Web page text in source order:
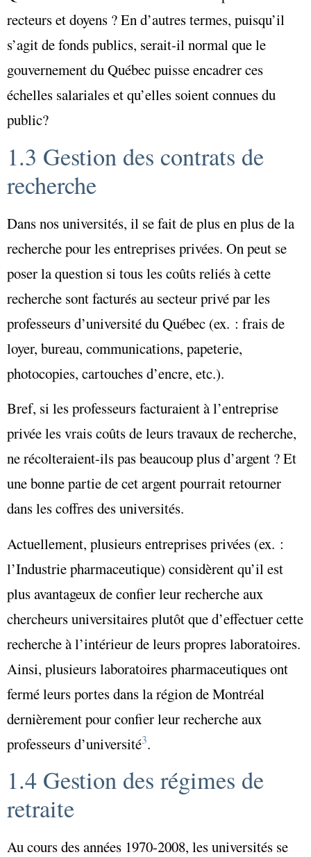
recteurs et doyens ? En d’autres termes, puisqu’il
s’agit de fonds publics, serait-il normal que le
gouvernement du Québec puisse encadrer ces
échelles salariales et qu’elles soient connues du
public?
1.3 Gestion des contrats de
recherche
Dans nos universités, il se fait de plus en plus de la
recherche pour les entreprises privées. On peut se
poser la question si tous les coûts reliés à cette
recherche sont facturés au secteur privé par les
professeurs d’université du Québec (ex. : frais de
loyer, bureau, communications, papeterie,
photocopies, cartouches d’encre, etc.).
Bref, si les professeurs facturaient à l’entreprise
privée les vrais coûts de leurs travaux de recherche,
ne récolteraient-ils pas beaucoup plus d’argent ? Et
une bonne partie de cet argent pourrait retourner
dans les coffres des universités.
Actuellement, plusieurs entreprises privées (ex. :
l’Industrie pharmaceutique) considèrent qu’il est
plus avantageux de confier leur recherche aux
chercheurs universitaires plutôt que d’effectuer cette
recherche à l’intérieur de leurs propres laboratoires.
Ainsi, plusieurs laboratoires pharmaceutiques ont
fermé leurs portes dans la région de Montréal
dernièrement pour confier leur recherche aux
professeurs d’université3.
1.4 Gestion des régimes de
retraite
Au cours des années 1970-2008, les universités se